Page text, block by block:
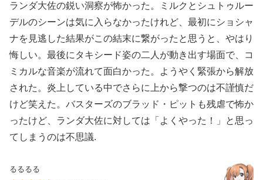
ランダ大佐の鋭い洞察が怖かった。ミルクとシュトゥルー
デルのシーンは気に入らなかったけれど、最初にショシャ
ナを見逃した結果がこの結末に繋がったと思うと、やはり
悔しい。最後にタキシード姿の二人が動き出す場面で、コ
ミカルな音楽が流れて面白かった。ようやく緊張から解放
された。炎上している中でさらに上から撃つのは不謹慎だ
けど笑えた。バスターズのブラッド・ピットも残虐で怖か
ったけど、ランダ大佐に対しては「よくやった！」と思っ
てしまうのは不思議.
るるるる